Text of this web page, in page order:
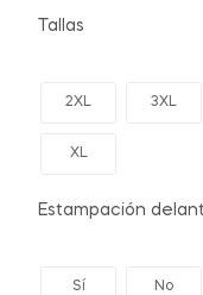
Tallas
2XL 3XL
XL
Estampación
Sí No